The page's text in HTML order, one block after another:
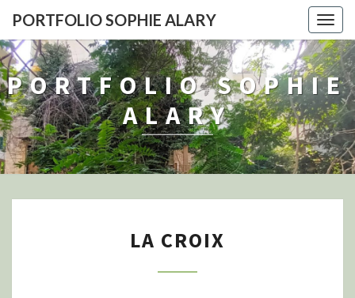
PORTFOLIO SOPHIE ALARY
PORTFOLIO SOPHIE
ALARY
CROIX
LA CROIX